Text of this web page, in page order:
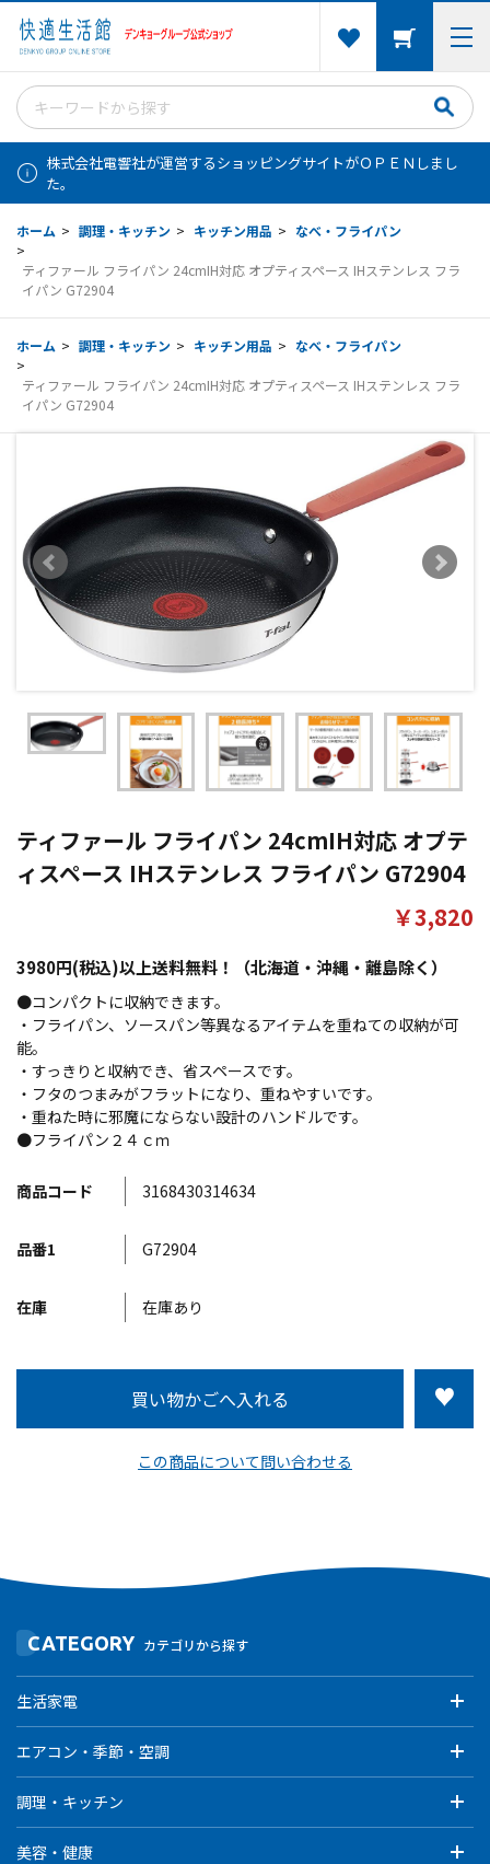
株式会社電響社が運営するショッピングサイトがＯＰＥＮしまし
た。
ホーム > 調理・キッチン > キッチン用品 > なべ・フライパン
>
ティファール フライパン 24cmIH対応 オプティスペース IHステンレス フラ
イパン G72904
ホーム > 調理・キッチン > キッチン用品 > なべ・フライパン
>
ティファール フライパン 24cmIH対応 オプティスペース IHステンレス フラ
イパン G72904
ティファール フライパン 24cmIH対応 オプテ
ィスペース IHステンレス フライパン G72904
3980円(税込)以上送料無料！（北海道・沖縄・離島除く）
￥3,820
商品コード 3168430314634
品番1 G72904
在庫 在庫あり
この商品について問い合わせる
●コンパクトに収納できます。
・フライパン、ソースパン等異なるアイテムを重ねての収納が可
能。
・すっきりと収納でき、省スペースです。
・フタのつまみがフラットになり、重ねやすいです。
・重ねた時に邪魔にならない設計のハンドルです。
●フライパン２４ｃｍ
CATEGORY カテゴリから探す
生活家電
エアコン・季節・空調
調理・キッチン
美容・健康